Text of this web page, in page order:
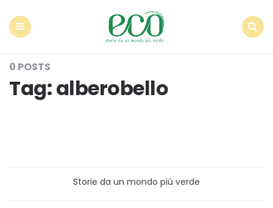
0 POSTS
Tag:alberobello
Storie da un mondo più verde